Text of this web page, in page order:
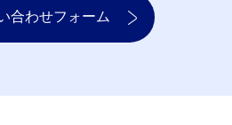
合わせフォーム